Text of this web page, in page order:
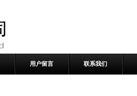
用户留言 联系我们